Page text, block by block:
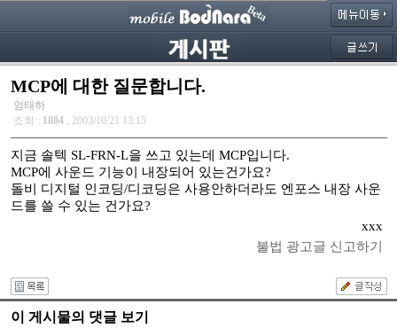
MCP에 대한 질문합니다.
엄태하
조회 : 1804 , 2003/10/21 13:15
지금 솔텍 SL-FRN-L을 쓰고 있는데 MCP입니다.
MCP에 사운드 기능이 내장되어 있는건가요?
돌비 디지털 인코딩/디코딩은 사용안하더라도 엔포스 내장 사운
드를 쓸 수 있는 건가요?
xxx
불법 광고글 신고하기
이 게시물의 댓글 보기